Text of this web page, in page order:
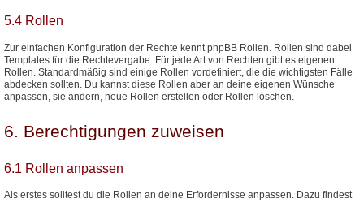
5.4 Rollen
Zur einfachen Konfiguration der Rechte kennt phpBB Rollen. Rollen sind dabei
Templates für die Rechtevergabe. Für jede Art von Rechten gibt es eigenen
Rollen. Standardmäßig sind einige Rollen vordefiniert, die die wichtigsten Fälle
abdecken sollten. Du kannst diese Rollen aber an deine eigenen Wünsche
anpassen, sie ändern, neue Rollen erstellen oder Rollen löschen.
6. Berechtigungen zuweisen
6.1 Rollen anpassen
Als erstes solltest du die Rollen an deine Erfordernisse anpassen. Dazu findest